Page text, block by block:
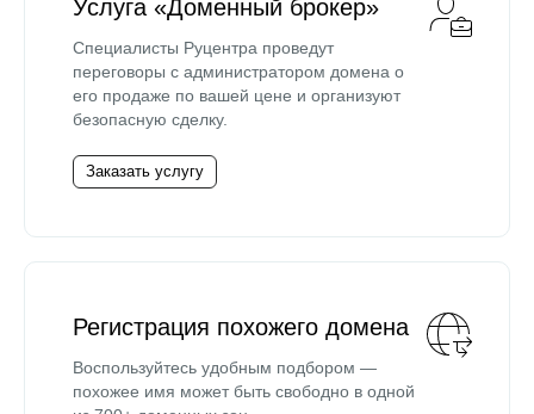
Услуга «Доменный брокер»
Специалисты Руцентра проведут
переговоры с администратором домена о
его продаже по вашей цене и организуют
безопасную сделку.
Заказать услугу
Регистрация похожего домена
Воспользуйтесь удобным подбором —
похожее имя может быть свободно в одной